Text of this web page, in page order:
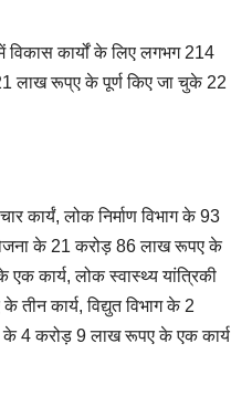
विकास कार्यों के लिए लगभग 214
लाख रूप्ए के पूर्ण किए जा चुके 22
कार्यं, लोक निर्माण विभाग के 93
के 21 करोड़ 86 लाख रूपए के
कार्य, लोक स्वास्थ्य यांत्रिकी
कार्य, विद्युत विभाग के 2
के 4 करोड़ 9 लाख रूपए के एक कार्य